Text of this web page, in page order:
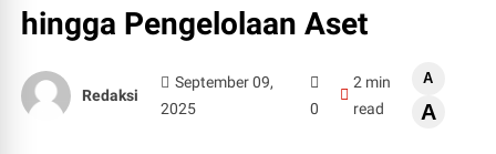
hingga Pengelolaan Aset
Redaksi
September 09,
2025
0
2 min
read
A
A